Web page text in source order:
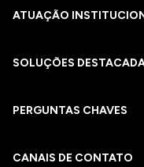
ATUAÇÃO
SOLUÇÕES
PERGUNTAS CHAVES​
CANAIS DE CONTATO